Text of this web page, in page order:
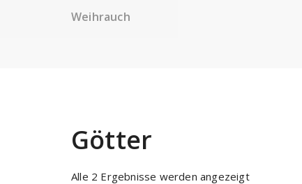
Weihrauch
Götter
Alle 2 Ergebnisse werden angezeigt